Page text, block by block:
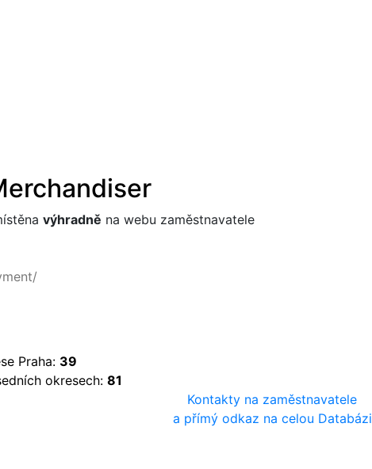
výhradně na webu zaměstnavatele
Praha: 39
okresech: 81
Kontakty na zaměstnavatele
a přímý odkaz na celou Databázi